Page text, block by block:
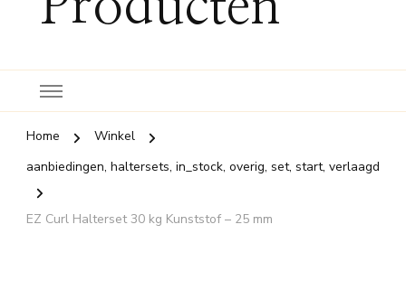
Home
Winkel
aanbiedingen, haltersets, in_stock, overig, set, start, verlaagd
EZ Curl Halterset 30 kg Kunststof – 25 mm